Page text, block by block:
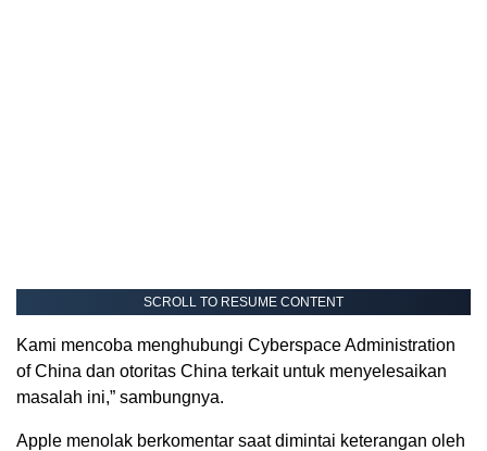
SCROLL TO RESUME CONTENT
Kami mencoba menghubungi Cyberspace Administration
of China dan otoritas China terkait untuk menyelesaikan
masalah ini,” sambungnya.
Apple menolak berkomentar saat dimintai keterangan oleh